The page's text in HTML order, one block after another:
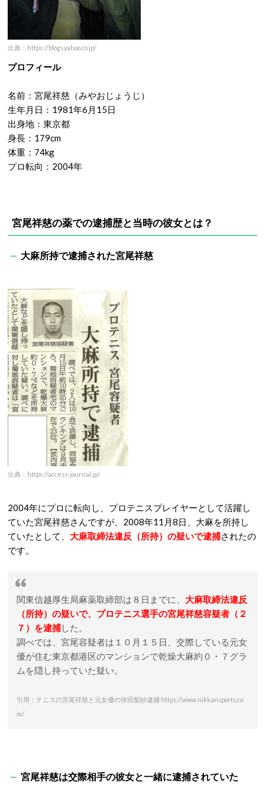
出典：https://blogs.yahoo.co.jp/
プロフィール
名前：宮尾祥慈（みやおじょうじ）
生年月日：1981年6月15日
出身地：東京都
身長：179cm
体重：74kg
プロ転向：2004年
宮尾祥慈の薬での逮捕歴と当時の彼女とは？
大麻所持で逮捕された宮尾祥慈
出典：https://access-journal.jp/
2004年にプロに転向し、プロテニスプレイヤーとして活躍し
ていた宮尾祥慈さんですが、2008年11月8日、大麻を所持し
ていたとして、 大麻取締法違反（所持）の疑いで逮捕されたの
です。
関東信越厚生局麻薬取締部は８日までに、 大麻取締法違反
（所持）の疑いで、プロテニス選手の宮尾祥慈容疑者（２
７）を逮捕した。
調べでは、宮尾容疑者は１０月１５日、交際している元女
優が住む東京都港区のマンションで乾燥大麻約０・７グラ
ムを隠し持っていた疑い。
引用：テニスの宮尾祥慈と元女優の倖田梨紗逮捕 https://www.nikkansports.co
m/
宮尾祥慈は交際相手の彼女と一緒に逮捕されていた